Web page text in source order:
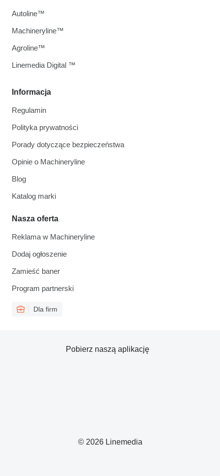
Informacja
Regulamin
Polityka prywatności
Porady dotyczące bezpieczeństwa
Opinie o Machineryline
Blog
Katalog marki
Nasza oferta
Reklama w Machineryline
Dodaj ogłoszenie
Zamieść baner
Program partnerski
Dla firm
Autoline™
Machineryline™
Agroline™
Linemedia Digital ™
© 2026 Linemedia
Pobierz naszą aplikację